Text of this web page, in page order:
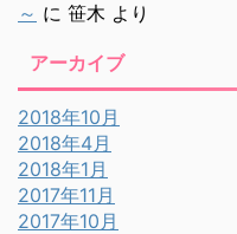
～ に 笹木 より
アーカイブ
2018年10月
2018年4月
2018年1月
2017年11月
2017年10月